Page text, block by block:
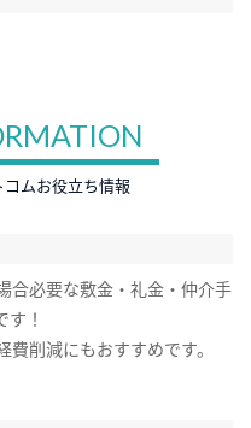
ムお役立ち情報
合必要な敷金・礼金・仲介手
！
費削減にもおすすめです。